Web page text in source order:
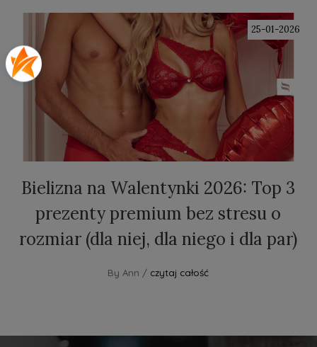
25-01-2026
Bielizna na Walentynki 2026: Top 3
prezenty premium bez stresu o
rozmiar (dla niej, dla niego i dla par)
By Ann / czytaj całość